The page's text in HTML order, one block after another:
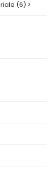
(6) >